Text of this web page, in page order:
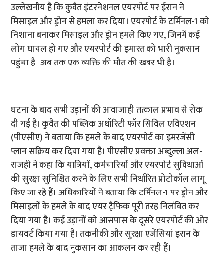
उल्लेखनीय है कि कुवैत इंटरनेशनल एयरपोर्ट पर ईरान ने
मिसाइल और ड्रोन से हमला कर दिया। एयरपोर्ट के टर्मिनल-1 को
निशाना बनाकर मिसाइल और ड्रोन हमले किए गए, जिनमें कई
लोग घायल हो गए और एयरपोर्ट की इमारत को भारी नुकसान
पहुंचा है। अब तक एक व्यक्ति की मौत की खबर भी है।
घटना के बाद सभी उड़ानों की आवाजाही तत्काल प्रभाव से रोक
दी गई है। कुवैत की पब्लिक अथॉरिटी फॉर सिविल एविएशन
(पीएसीए) ने बताया कि हमले के बाद एयरपोर्ट का इमरजेंसी
प्लान सक्रिय कर दिया गया है। पीएसीए प्रवक्ता अब्दुल्ला अल-
राजही ने कहा कि यात्रियों, कर्मचारियों और एयरपोर्ट सुविधाओं
की सुरक्षा सुनिश्चित करने के लिए सभी निर्धारित प्रोटोकॉल लागू
किए जा रहे हैं। अधिकारियों ने बताया कि टर्मिनल-1 पर ड्रोन और
मिसाइलों के हमले के बाद एयर ट्रैफिक पूरी तरह निलंबित कर
दिया गया है। कई उड़ानों को आसपास के दूसरे एयरपोर्ट की ओर
डायवर्ट किया गया है। तकनीकी और सुरक्षा एजेंसियां इरान के
ताजा हमले के बाद नुकसान का आकलन कर रही हैं।